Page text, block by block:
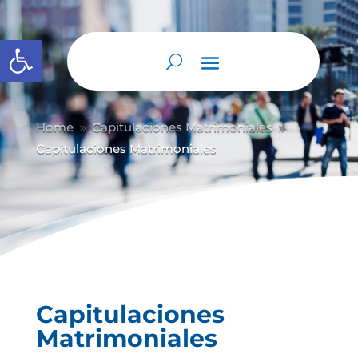
Abrir barra de herramientas
Home 9 Capitulaciones Matrimoniales 9
Capitulaciones Matrimoniales
Capitulaciones
Matrimoniales